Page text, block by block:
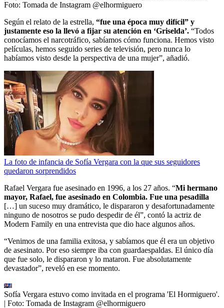
Foto: Tomada de Instagram @elhormiguero
Según el relato de la estrella, “fue una época muy difícil” y
justamente eso la llevó a fijar su atención en ‘Griselda’. “Todos
conocíamos el narcotráfico, sabíamos cómo funciona. Hemos visto
películas, hemos seguido series de televisión, pero nunca lo
habíamos visto desde la perspectiva de una mujer”, añadió.
La foto de infancia de Sofía Vergara con la que sus seguidores
quedaron sorprendidos
Rafael Vergara fue asesinado en 1996, a los 27 años. “Mi hermano
mayor, Rafael, fue asesinado en Colombia. Fue una pesadilla
[…] un suceso muy dramático, le dispararon y desafortunadamente
ninguno de nosotros se pudo despedir de él”, contó la actriz de
Modern Family en una entrevista que dio hace algunos años.
“Venimos de una familia exitosa, y sabíamos que él era un objetivo
de asesinato. Por eso siempre iba con guardaespaldas. El único día
que fue solo, le dispararon y lo mataron. Fue absolutamente
devastador”, reveló en ese momento.
Sofía Vergara estuvo como invitada en el programa 'El Hormiguero'.
| Foto: Tomada de Instagram @elhormiguero